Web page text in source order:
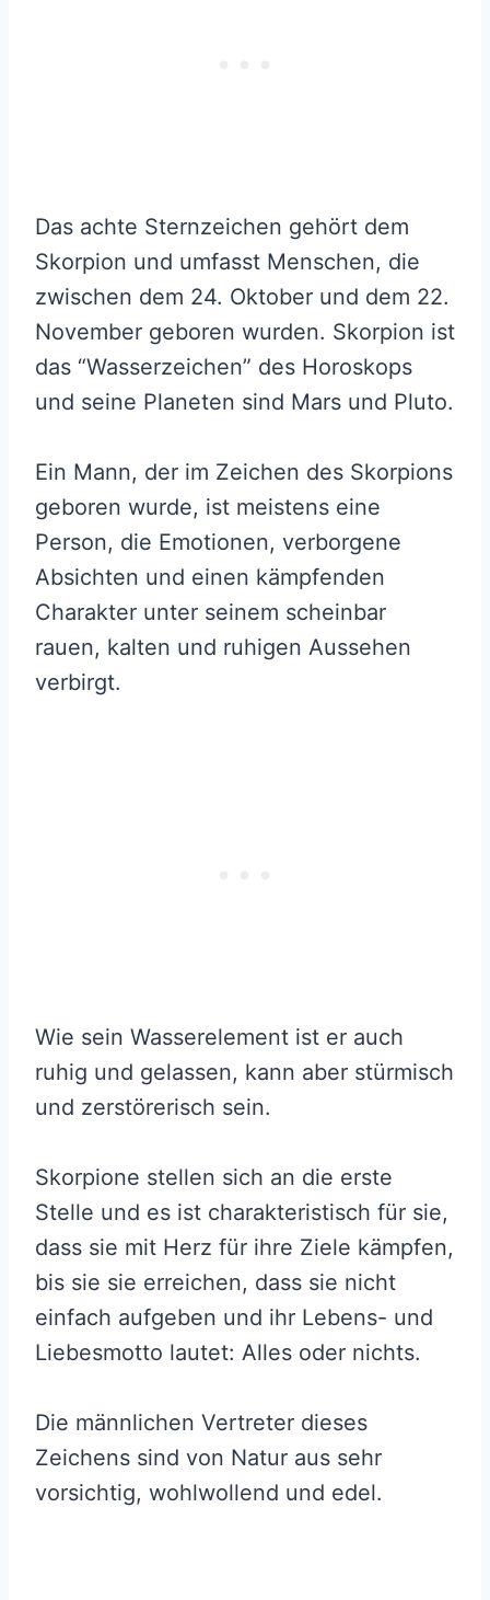
Das achte Sternzeichen gehört dem
Skorpion und umfasst Menschen, die
zwischen dem 24. Oktober und dem 22.
November geboren wurden. Skorpion ist
das “Wasserzeichen” des Horoskops
und seine Planeten sind Mars und Pluto.
Ein Mann, der im Zeichen des Skorpions
geboren wurde, ist meistens eine
Person, die Emotionen, verborgene
Absichten und einen kämpfenden
Charakter unter seinem scheinbar
rauen, kalten und ruhigen Aussehen
verbirgt.
Wie sein Wasserelement ist er auch
ruhig und gelassen, kann aber stürmisch
und zerstörerisch sein.
Skorpione stellen sich an die erste
Stelle und es ist charakteristisch für sie,
dass sie mit Herz für ihre Ziele kämpfen,
bis sie sie erreichen, dass sie nicht
einfach aufgeben und ihr Lebens- und
Liebesmotto lautet: Alles oder nichts.
Die männlichen Vertreter dieses
Zeichens sind von Natur aus sehr
vorsichtig, wohlwollend und edel.